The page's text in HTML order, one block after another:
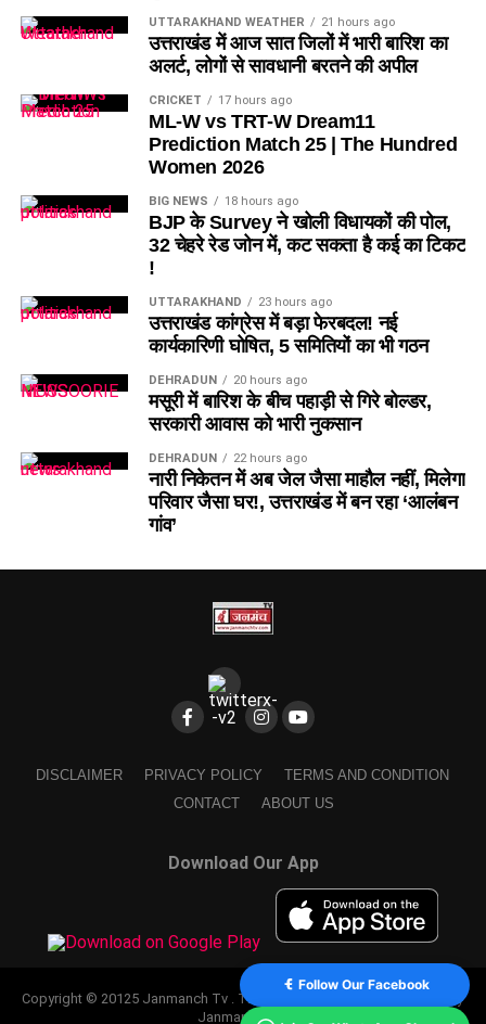
UTTARAKHAND WEATHER 21 hours ago
उत्तराखंड में आज सात जिलों में भारी बारिश का
अलर्ट, लोगों से सावधानी बरतने की अपील
CRICKET 17 hours ago
ML-W vs TRT-W Dream11
Prediction Match 25 | The Hundred
Women 2026
BIG NEWS 18 hours ago
BJP के Survey ने खोली विधायकों की पोल,
32 चेहरे रेड जोन में, कट सकता है कई का टिकट
!
UTTARAKHAND 23 hours ago
उत्तराखंड कांग्रेस में बड़ा फेरबदल! नई
कार्यकारिणी घोषित, 5 समितियों का भी गठन
DEHRADUN 20 hours ago
मसूरी में बारिश के बीच पहाड़ी से गिरे बोल्डर,
सरकारी आवास को भारी नुकसान
DEHRADUN 22 hours ago
नारी निकेतन में अब जेल जैसा माहौल नहीं, मिलेगा
परिवार जैसा घर!, उत्तराखंड में बन रहा ‘आलंबन
गांव’
DISCLAIMER PRIVACY POLICY
TERMS AND CONDITION
CONTACT
ABOUT US
Download Our App
Copyright © 20125 Janmanch Tv . Theme by SSDIGIMARK. powered by
Janmanch TV.
Follow Our Facebook